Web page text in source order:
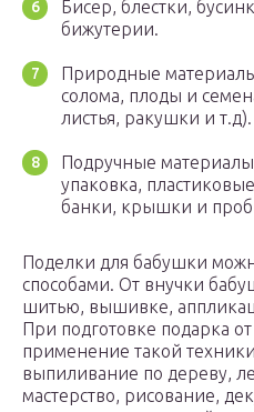
Бисер, блестки,
бижутерии.
Природные
солома, плоды и
листья, ракушки и т.д).
Подручные материалы
упаковка,
банки, крышки и
Поделки для бабушки
способами. От внучки
шитью, вышивке,
При подготовке подарка
применение такой
выпиливание по дереву,
мастерство, рисование,